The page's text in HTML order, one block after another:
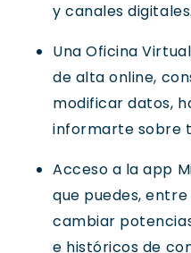
y canales digitales.
Una Oficina
de alta online,
modificar datos,
informarte sobre
Acceso a la app
que puedes,
cambiar
e históricos de